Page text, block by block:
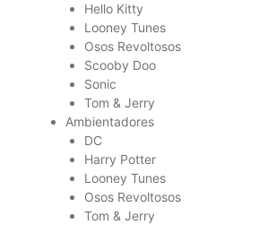
Hello Kitty
Looney Tunes
Osos Revoltosos
Scooby Doo
Sonic
Tom & Jerry
Ambientadores
DC
Harry Potter
Looney Tunes
Osos Revoltosos
Tom & Jerry